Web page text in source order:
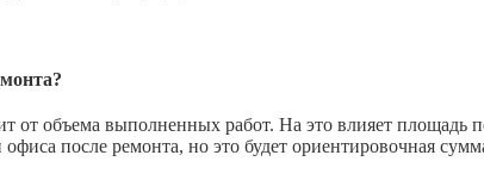
от объема выполненных работ. На это влияет
после ремонта, но это будет ориентировочная